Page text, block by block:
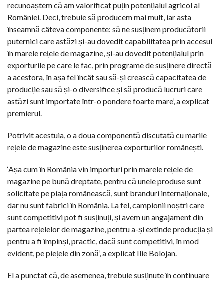
recunoaștem că am valorificat puțin potențialul agricol al
României. Deci, trebuie să producem mai mult, iar asta
înseamnă câteva componente: să ne susținem producătorii
puternici care astăzi și-au dovedit capabilitatea prin accesul
în marele rețele de magazine, și-au dovedit potențialul prin
exporturile pe care le fac, prin programe de susținere directă
a acestora, în așa fel încât sau să-și crească capacitatea de
producție sau să și-o diversifice și să producă lucruri care
astăzi sunt importate într-o pondere foarte mare’, a explicat
premierul.
Potrivit acestuia, o a doua componentă discutată cu marile
rețele de magazine este susținerea exporturilor românești.
‘Așa cum în România vin importuri prin marele rețele de
magazine pe bună dreptate, pentru că unele produse sunt
solicitate pe piața românească, sunt branduri internaționale,
dar nu sunt fabrici în România. La fel, campionii noștri care
sunt competitivi pot fi susținuți, și avem un angajament din
partea rețelelor de magazine, pentru a-și extinde producția și
pentru a fi împinși, practic, dacă sunt competitivi, în mod
evident, pe piețele din zonă’, a explicat Ilie Bolojan.
El a punctat că, de asemenea, trebuie susținute în continuare